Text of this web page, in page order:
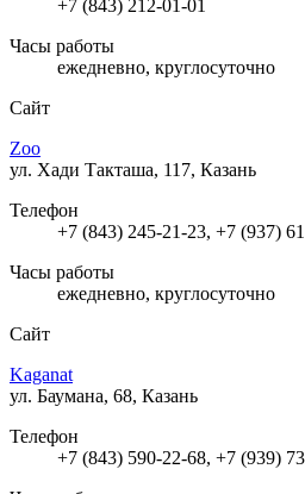
+7 (843) 212-01-01
Часы работы
ежедневно, круглосуточно
Сайт
Zoo
ул. Хади Такташа, 117, Казань
Телефон
+7 (843) 245-21-23, +7 (937)
Часы работы
ежедневно, круглосуточно
Сайт
Kaganat
ул. Баумана, 68, Казань
Телефон
+7 (843) 590-22-68, +7 (939)